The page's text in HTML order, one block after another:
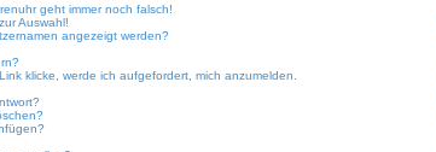
geht immer noch falsch!
Auswahl!
angezeigt werden?
klicke, werde ich aufgefordert, mich anzumelden.